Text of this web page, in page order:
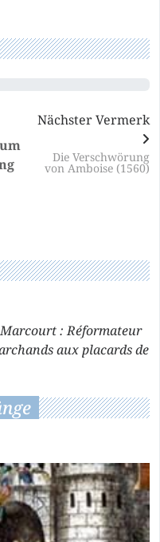
Nächster Vermerk
Die Verschwörung
von Amboise (1560)
: Réformateur
aux placards de